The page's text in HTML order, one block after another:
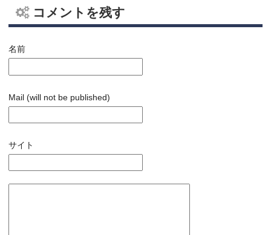
コメントを残す
名前
Mail (will not be published)
サイト